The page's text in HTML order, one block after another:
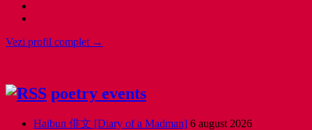
Vezi profil complet →
poetry events
Haibun 俳文 [Diary of a Madman] 6 august 2026